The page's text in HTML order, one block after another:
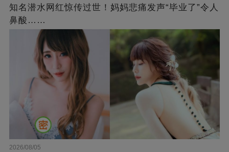
知名潜水网红惊传过世！妈妈悲痛发声“毕业了”令人
鼻酸……
2026/08/05